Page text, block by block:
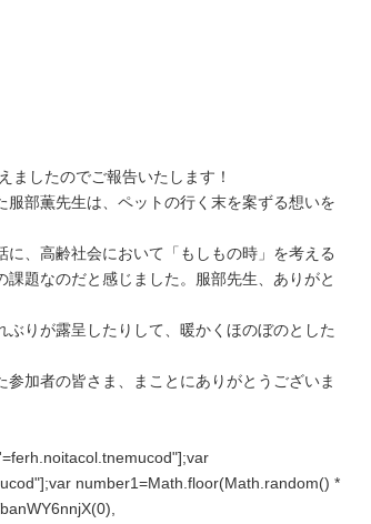
ましたのでご報告いたします！
部薫先生は、ペットの行く末を案ずる想いを
、高齢社会において「もしもの時」を考える
題なのだと感じました。服部先生、ありがと
りが露呈したりして、暖かくほのぼのとした
加者の皆さま、まことにありがとうございま
number1=Math.floor(Math.random() *